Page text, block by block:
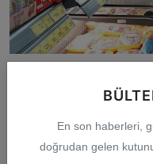
En son haberleri,
doğrudan gelen